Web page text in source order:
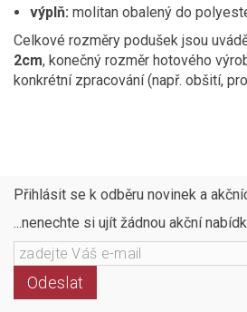
výplň: molitan obalený do
Celkové rozměry podušek jsou
2cm, konečný rozměr hotového
konkrétní zpracování (např. obšití,
Přihlásit se k odběru novinek a
...nenechte si ujít žádnou akční
Odeslat